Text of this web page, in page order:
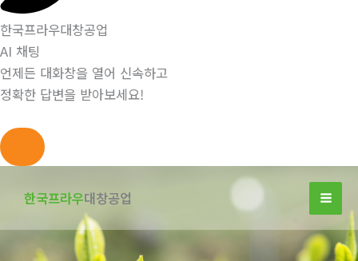
한국프라우대창공업
AI 채팅
언제든 대화창을 열어 신속하고
정확한 답변을 받아보세요!
한국프라우대창공업